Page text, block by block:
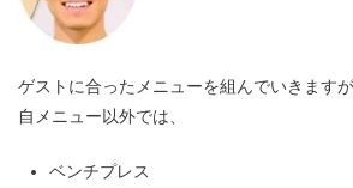
ゲストに合ったメニューを組んでいきます
自メニュー以外では、
ベンチプレス